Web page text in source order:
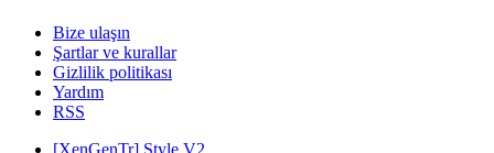
Bize ulaşın
Şartlar ve kurallar
Gizlilik politikası
Yardım
RSS
[XenGenTr] Style V2